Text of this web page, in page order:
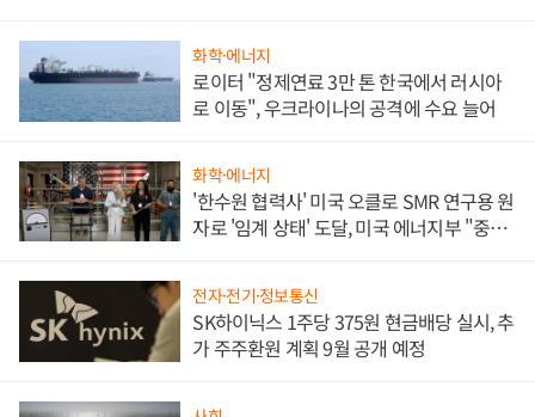
화학·에너지
로이터 "정제연료 3만 톤 한국에서 러시아
로 이동", 우크라이나의 공격에 수요 늘어
화학·에너지
'한수원 협력사' 미국 오클로 SMR 연구용 원
자로 '임계 상태' 도달, 미국 에너지부 "중요
전자·전기·정보통신
SK하이닉스 1주당 375원 현금배당 실시, 추
가 주주환원 계획 9월 공개 예정